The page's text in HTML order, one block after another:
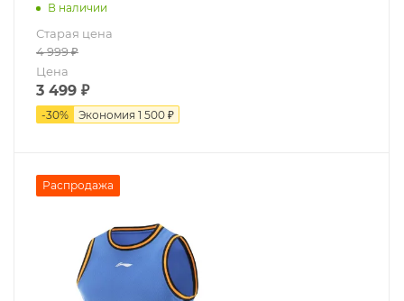
В наличии
Старая цена
4 999₽
Цена
3 499 ₽
-30% Экономия 1 500 ₽
Распродажа